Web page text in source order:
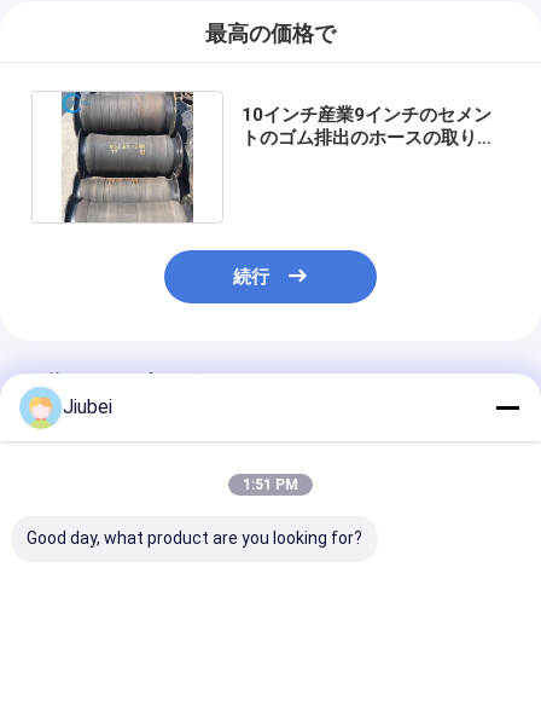
最高の価格で
10インチ産業9インチのセメン
トのゴム排出のホースの取り替
続行
推薦されたプロダクト
Jiubei
1:51 PM
Good day, what product are you looking for?